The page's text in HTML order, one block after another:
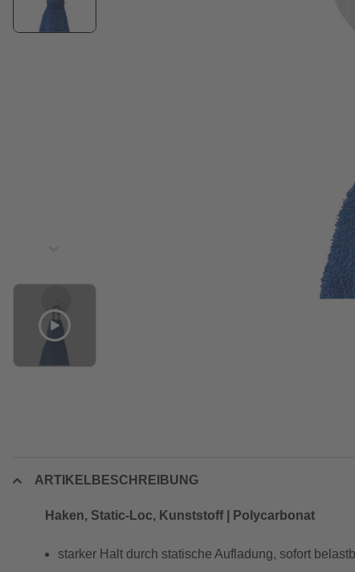
ARTIKELBESCHREIBUNG
Haken, Static-Loc, Kunststoff | Polycarbonat
starker Halt durch statische Aufladung, sofort